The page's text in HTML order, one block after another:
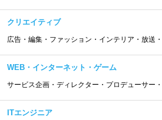
クリエイティブ
広告・編集・ファッション・インテリア・放送
WEB・インターネット・ゲーム
サービス企画・ディレクター・プロデューサー
ITエンジニア